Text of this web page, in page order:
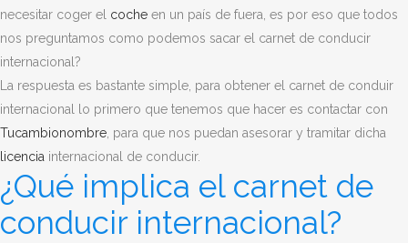
necesitar coger el coche en un país de fuera, es por eso que todos
nos preguntamos como podemos sacar el carnet de conducir
internacional?
La respuesta es bastante simple, para obtener el carnet de conduir
internacional lo primero que tenemos que hacer es contactar con
Tucambionombre, para que nos puedan asesorar y tramitar dicha
licencia internacional de conducir.
¿Qué implica el carnet de
conducir internacional?